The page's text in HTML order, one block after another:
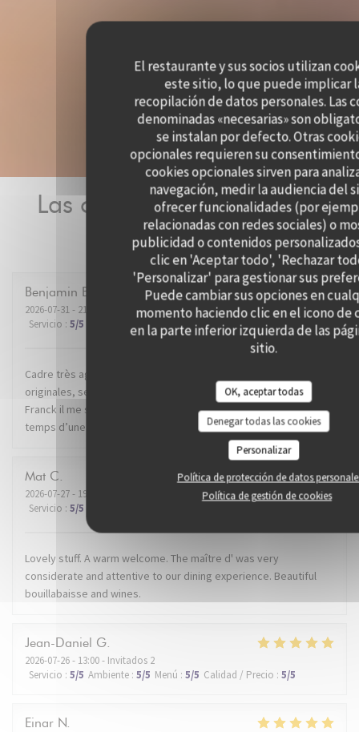
El restaurante y sus socios utilizan
este sitio, lo que puede implicar
recopilación de datos personales. Las
denominadas «necesarias» son
se instalan por defecto. Otras
opcionales requieren su
cookies opcionales sirven para
navegación, medir la audiencia del
ofrecer funcionalidades (por
relacionadas con redes sociales) o
publicidad o contenidos
clic en 'Aceptar todo', 'Rechazar
'Personalizar' para gestionar sus
Puede cambiar sus opciones en
momento haciendo clic en el icono de
en la parte inferior izquierda de las
sitio.
OK, aceptar todas
Denegar todas las cookies
Personalizar
Política de protección de datos
Política de gestión de cookies
Las opiniones de nuestros
clientes
Benjamin B
2026-07-31- 21:00 - Invitados 2
Servicio : 5/5 /5 : /5 Calidad / Precio 5
Cadre très agréable dans un super quartier de Lille. Recettes
originales, service impeccable. Mention spéciale au dénommé
Franck il me semble, qui nous a conseillé et servi avec brio le
temps d’une soirée. Je recommande.
Mat C
2026-07-27- 19:30 - Invitados 2
Servicio : 5/5
Lovely stuff. A warm welcome. The maître d' was very
considerate and attentive to our dining experience. Beautiful
bouillabaisse and wines.
Jean-Daniel G
2026-07-26- 13:00 - Invitados 2
Servicio : 5/5 Ambiente : 5/5 Menú : 5/5 Calidad / Precio : 5/5
Einar N